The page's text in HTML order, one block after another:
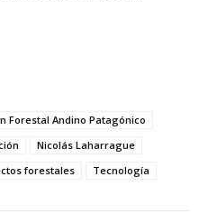
Forestal Andino Patagónico
Nicolás Laharrague
forestales Tecnología